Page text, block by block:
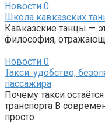
Новости 0
Школа кавказских
Кавказские танцы —
философия,
Новости 0
Такси: удобство,
пассажира
Почему такси
транспорта В
просто